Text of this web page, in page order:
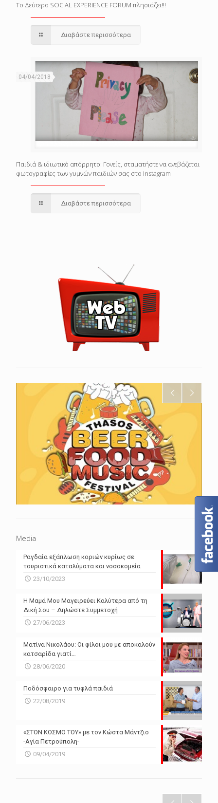
Το Δεύτερο SOCIAL EXPERIENCE FORUM πλησιάζει!!!
Διαβάστε περισσότερα
04/04/2018
Παιδιά & ιδιωτικό απόρρητο: Γονείς, σταματήστε να ανεβάζεται
φωτογραφίες των γυμνών παιδιών σας στο Instagram
Διαβάστε περισσότερα
Media
Ραγδαία εξάπλωση κοριών κυρίως σε
τουριστικά καταλύματα και νοσοκομεία
23/10/2023
Η Μαμά Μου Μαγειρεύει Καλύτερα από τη
Δική Σου – Δηλώστε Συμμετοχή
27/06/2023
Ματίνα Νικολάου: Οι φίλοι μου με αποκαλούν
κατσαρίδα γιατί…
28/06/2020
Ποδόσφαιρο για τυφλά παιδιά
22/08/2019
«ΣΤΟΝ ΚΟΣΜΟ ΤΟΥ» με τον Κώστα Μάντζιο
-Αγία Πετρούπολη-
09/04/2019